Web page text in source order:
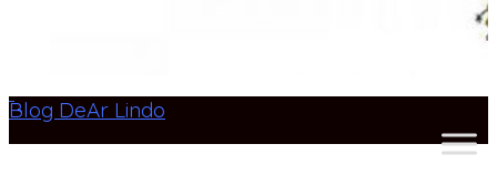
Blog DeAr Lindo